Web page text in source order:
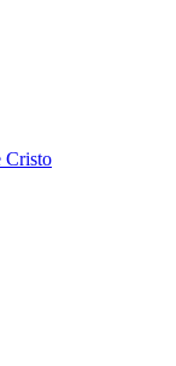
Cristo